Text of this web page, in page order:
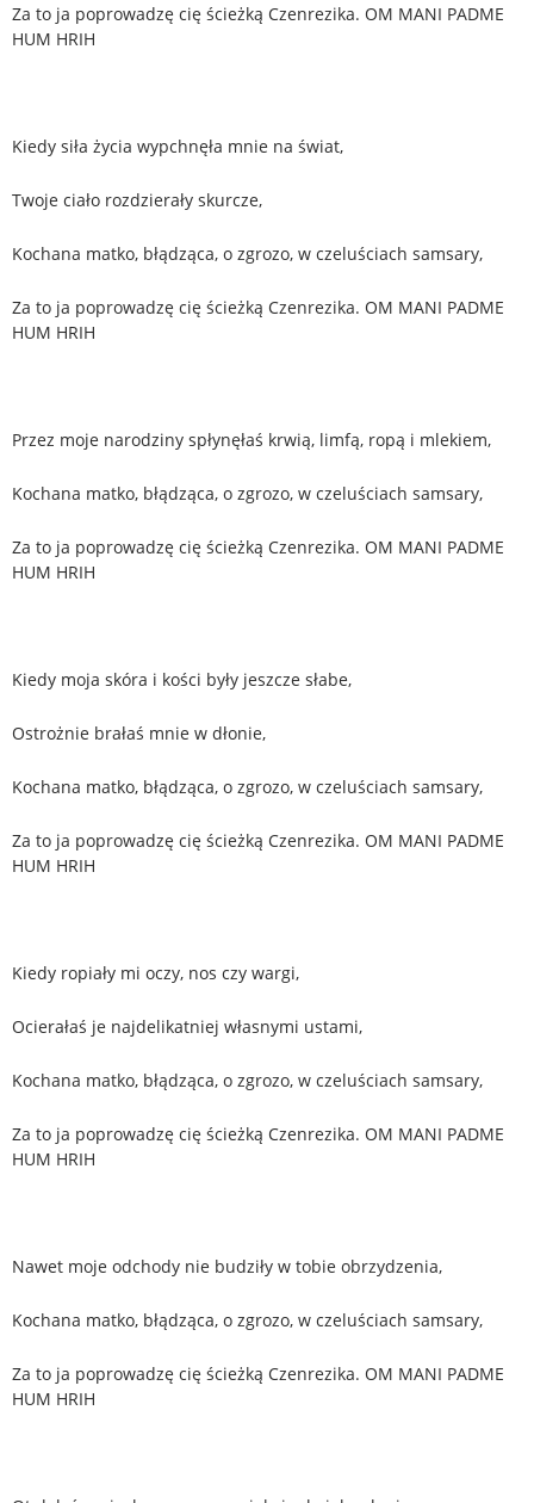
Za to ja poprowadzę cię ścieżką Czenrezika. OM MANI PADME
HUM HRIH
Kiedy siła życia wypchnęła mnie na świat,
Twoje ciało rozdzierały skurcze,
Kochana matko, błądząca, o zgrozo, w czeluściach samsary,
Za to ja poprowadzę cię ścieżką Czenrezika. OM MANI PADME
HUM HRIH
Przez moje narodziny spłynęłaś krwią, limfą, ropą i mlekiem,
Kochana matko, błądząca, o zgrozo, w czeluściach samsary,
Za to ja poprowadzę cię ścieżką Czenrezika. OM MANI PADME
HUM HRIH
Kiedy moja skóra i kości były jeszcze słabe,
Ostrożnie brałaś mnie w dłonie,
Kochana matko, błądząca, o zgrozo, w czeluściach samsary,
Za to ja poprowadzę cię ścieżką Czenrezika. OM MANI PADME
HUM HRIH
Kiedy ropiały mi oczy, nos czy wargi,
Ocierałaś je najdelikatniej własnymi ustami,
Kochana matko, błądząca, o zgrozo, w czeluściach samsary,
Za to ja poprowadzę cię ścieżką Czenrezika. OM MANI PADME
HUM HRIH
Nawet moje odchody nie budziły w tobie obrzydzenia,
Kochana matko, błądząca, o zgrozo, w czeluściach samsary,
Za to ja poprowadzę cię ścieżką Czenrezika. OM MANI PADME
HUM HRIH